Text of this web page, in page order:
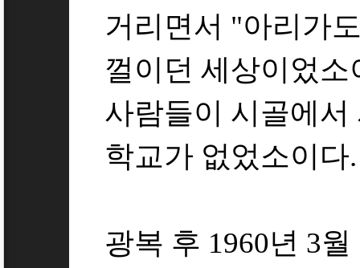
거리면서 "아리가
껄이던 세상이었
사람들이 시골에
학교가 없었소이다.
광복 후 1960년 3